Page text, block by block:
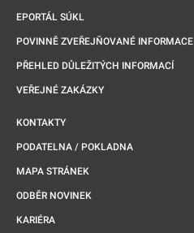
EPORTÁL SÚKL
POVINNĚ ZVEŘEJŇOVANÉ INFORMACE
PŘEHLED DŮLEŽITÝCH INFORMACÍ
VEŘEJNÉ ZAKÁZKY
KONTAKTY
PODATELNA / POKLADNA
MAPA STRÁNEK
ODBĚR NOVINEK
KARIÉRA